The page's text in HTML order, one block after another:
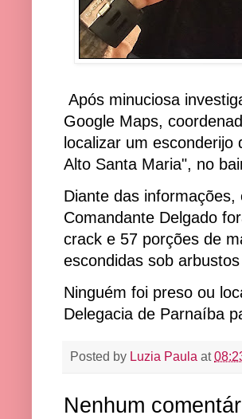
Após minuciosa
Google Maps,
localizar um esconderijo
Alto Santa Maria", no
Diante das
Comandante Delgado
crack e 57 porções de
escondidas sob
Ninguém foi preso ou
Delegacia de Parnaíba
Posted by Luzia Paula at
Nenhum